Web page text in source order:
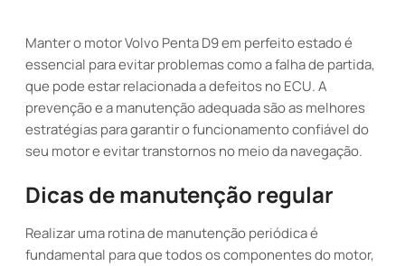
Manter o motor Volvo Penta D9 em perfeito estado é
essencial para evitar problemas como a falha de partida,
que pode estar relacionada a defeitos no ECU. A
prevenção e a manutenção adequada são as melhores
estratégias para garantir o funcionamento confiável do
seu motor e evitar transtornos no meio da navegação.
Dicas de manutenção regular
Realizar uma rotina de manutenção periódica é
fundamental para que todos os componentes do motor,